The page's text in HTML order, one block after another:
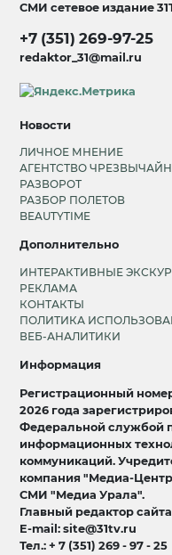
СМИ сетевое издание
+7 (351) 269-97-25
redaktor_31@mail.ru
Новости
ЛИЧНОЕ МНЕНИЕ
АГЕНТСТВО
РАЗВОРОТ
РАЗБОР ПОЛЕТОВ
BEAUTYTIME
Дополнительно
ИНТЕРАКТИВНЫЕ
РЕКЛАМА
КОНТАКТЫ
ПОЛИТИКА
ВЕБ-АНАЛИТИКИ
Информация
Регистрационный
2026 года
Федеральной службой
информационных
коммуникаций.
компания "Медиа-
СМИ "Медиа Урала".
Главный редактор
E-mail: site@31tv.ru
Тел.: + 7 (351) 269 - 97 - 25